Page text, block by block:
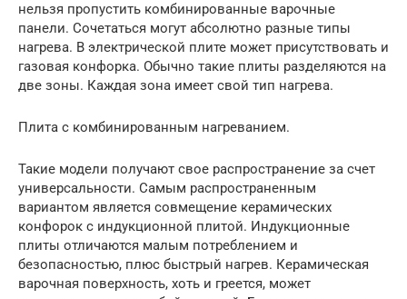
нельзя пропустить комбинированные варочные
панели. Сочетаться могут абсолютно разные типы
нагрева. В электрической плите может присутствовать и
газовая конфорка. Обычно такие плиты разделяются на
две зоны. Каждая зона имеет свой тип нагрева.
Плита с комбинированным нагреванием.
Такие модели получают свое распространение за счет
универсальности. Самым распространенным
вариантом является совмещение керамических
конфорок с индукционной плитой. Индукционные
плиты отличаются малым потреблением и
безопасностью, плюс быстрый нагрев. Керамическая
варочная поверхность, хоть и греется, может